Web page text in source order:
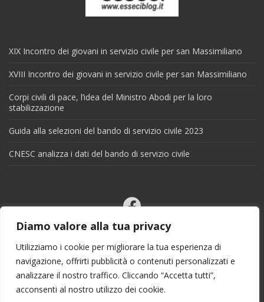
Diamo valore alla tua privacy
Utilizziamo i cookie per migliorare la tua esperienza di
navigazione, offrirti pubblicità o contenuti personalizzati e
analizzare il nostro traffico. Cliccando “Accetta tutti”,
acconsenti al nostro utilizzo dei cookie.
XIX Incontro dei giovani in servizio civile per san Massimiliano
XVIII Incontro dei giovani in servizio civile per san Massimiliano
Corpi civili di pace, l’idea del Ministro Abodi per la loro
stabilizzazione
Guida alla selezioni del bando di servizio civile 2023
CNESC analizza i dati del bando di servizio civile
Facebook
Email
X